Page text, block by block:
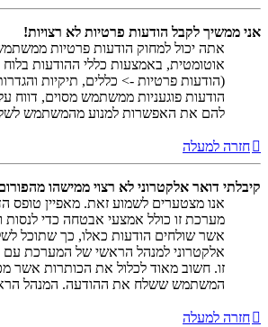
אני ממשיך לקבל הודעות פרטיות לא רצויות!
אתה יכול למחוק הודעות פרטיות
אוטומטית, באמצעות כללי ההודעות
(הודעות פרטיות -> כללים, תיקיות
הודעות פוגעניות ממשתמש מסוים, דווח
להם את האפשרות למנוע מהמשתמש
חזרה למעלה
קיבלתי דואר אלקטרוני לא רצוי ממישהו
אנו מצטערים לשמוע זאת. מאפיין טופס
מערכת זו כולל אמצעי אבטחה כדי
אשר שולחים הודעות כאלו, כך שתוכל
אלקטרוני למנהל הראשי של המערכת
זו. חשוב מאוד לכלול את הכותרות אשר
המשתמש ששלח את ההודעה. המנהל
חזרה למעלה